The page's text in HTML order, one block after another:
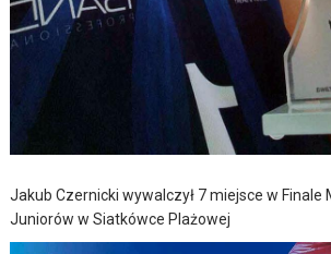
Jakub Czernicki wywalczył 7 miejsce w Finale
Juniorów w Siatkówce Plażowej